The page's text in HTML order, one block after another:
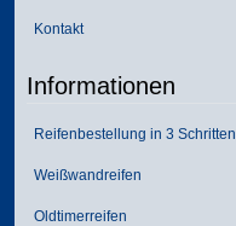
Kontakt
Informationen
Reifenbestellung in 3 Schritten
Weißwandreifen
Oldtimerreifen